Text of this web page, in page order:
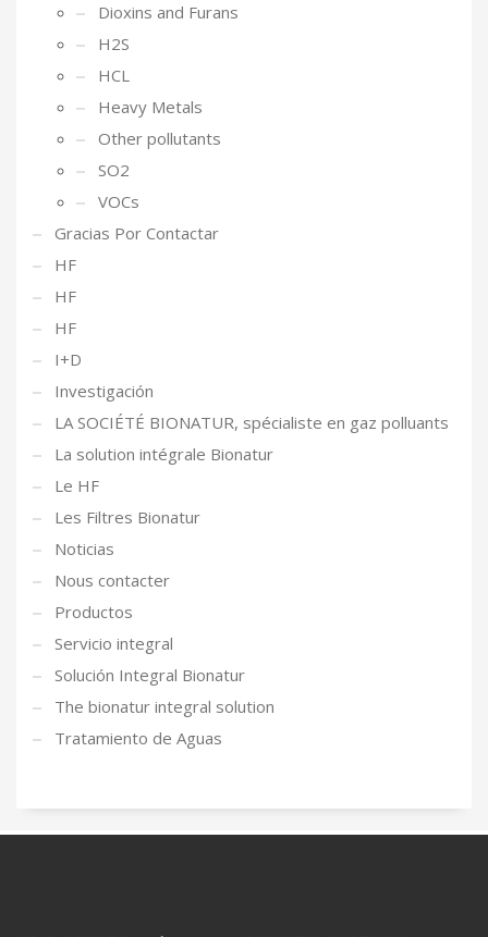
Dioxins and Furans
H2S
HCL
Heavy Metals
Other pollutants
SO2
VOCs
Gracias Por Contactar
HF
HF
HF
I+D
Investigación
LA SOCIÉTÉ BIONATUR, spécialiste en gaz polluants
La solution intégrale Bionatur
Le HF
Les Filtres Bionatur
Noticias
Nous contacter
Productos
Servicio integral
Solución Integral Bionatur
The bionatur integral solution
Tratamiento de Aguas